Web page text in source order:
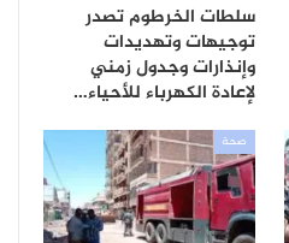
سلطات الخرطوم تصدر
توجيهات وتهديدات
وإنذارات وجدول زمني
لإعادة الكهرباء للأحياء…
صحة